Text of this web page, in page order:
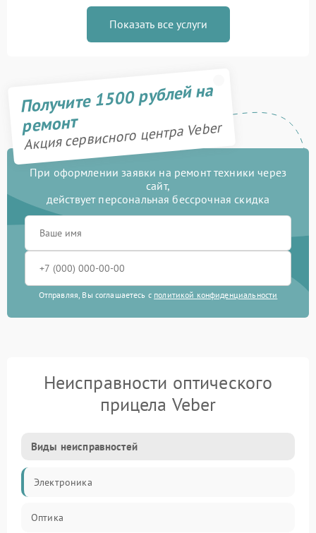
Показать все услуги
Получите 1500 рублей на
ремонт
Акция сервисного центра Veber
При оформлении заявки на ремонт техники через
сайт,
действует персональная бессрочная скидка
Отправляя, Вы соглашаетесь с политикой конфиденциальности
Неисправности оптического
прицела Veber
Виды неисправностей
Электроника
Оптика